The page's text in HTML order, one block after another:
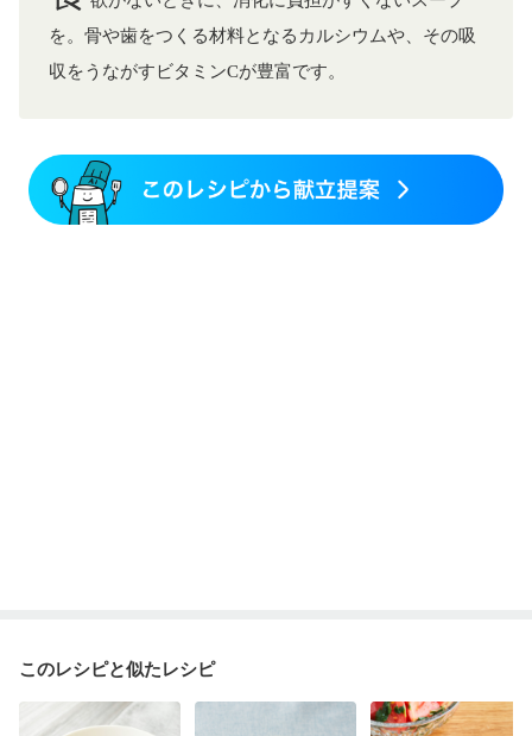
を。骨や歯をつくる材料となるカルシウムや、その吸
収をうながすビタミンCが豊富です。
このレシピと似たレシピ